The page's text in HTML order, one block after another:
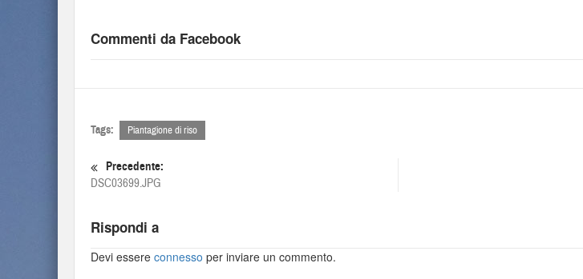
Commenti da Facebook
Tags: Piantagione di riso
Precedente:
DSC03699.JPG
Rispondi a
Devi essere connesso per inviare un commento.